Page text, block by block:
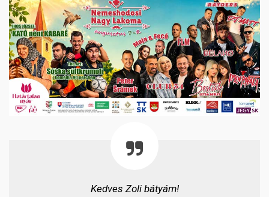
Kedves Zoli bátyám!